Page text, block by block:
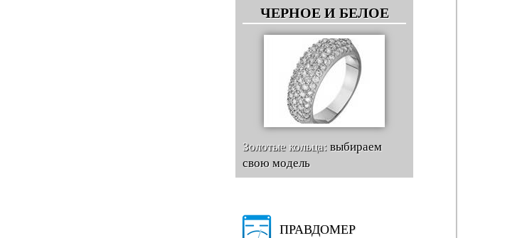
ЧЕРНОЕ И БЕЛОЕ
Золотые кольца:выбираем
свою модель
ПРАВДОМЕР